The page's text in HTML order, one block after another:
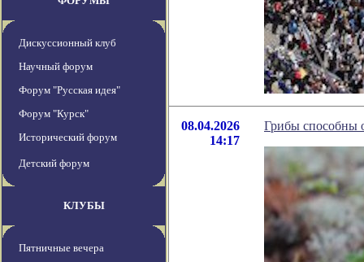
Дискуссионный клуб
Научный форум
Форум "Русская идея"
Форум "Курск"
Исторический форум
Детский форум
КЛУБЫ
Пятничные вечера
08.04.2026
14:17
Грибы способны